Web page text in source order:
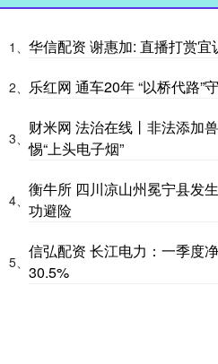
1、 华信配资 谢惠加: 直播打赏
2、 乐红网 通车20年 “以桥代路”
3、
财米网 法治在线丨非法添加
惕“上头电子烟”
4、
衡牛所 四川凉山州冕宁县发
功避险
5、
信弘配资 长江电力：一季度
30.5%